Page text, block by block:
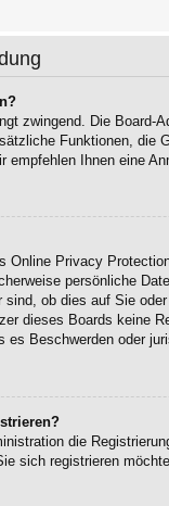
zwingend. Die
Funktionen, die
empfehlen Ihnen eine
Online Privacy
persönliche
sind, ob dies auf Sie
dieses Boards keine
es Beschwerden oder
die
sich registrieren